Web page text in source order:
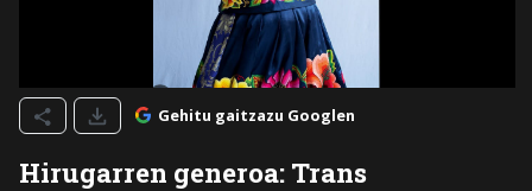
Gehitu gaitzazu Googlen
Hirugarren generoa: Trans